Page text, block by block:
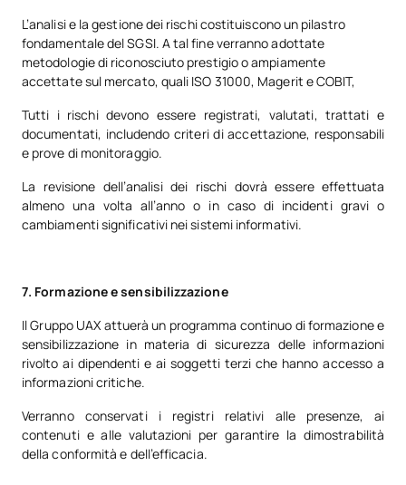
L’analisi e la gestione dei rischi costituiscono un pilastro
fondamentale del SGSI. A tal fine verranno adottate
metodologie di riconosciuto prestigio o ampiamente
accettate sul mercato, quali ISO 31000, Magerit e COBIT,
Tutti i rischi devono essere registrati, valutati, trattati e
documentati, includendo criteri di accettazione, responsabili
e prove di monitoraggio.
La revisione dell’analisi dei rischi dovrà essere effettuata
almeno una volta all’anno o in caso di incidenti gravi o
cambiamenti significativi nei sistemi informativi.
7. Formazione e sensibilizzazione
Il Gruppo UAX attuerà un programma continuo di formazione e
sensibilizzazione in materia di sicurezza delle informazioni
rivolto ai dipendenti e ai soggetti terzi che hanno accesso a
informazioni critiche.
Verranno conservati i registri relativi alle presenze, ai
contenuti e alle valutazioni per garantire la dimostrabilità
della conformità e dell’efficacia.